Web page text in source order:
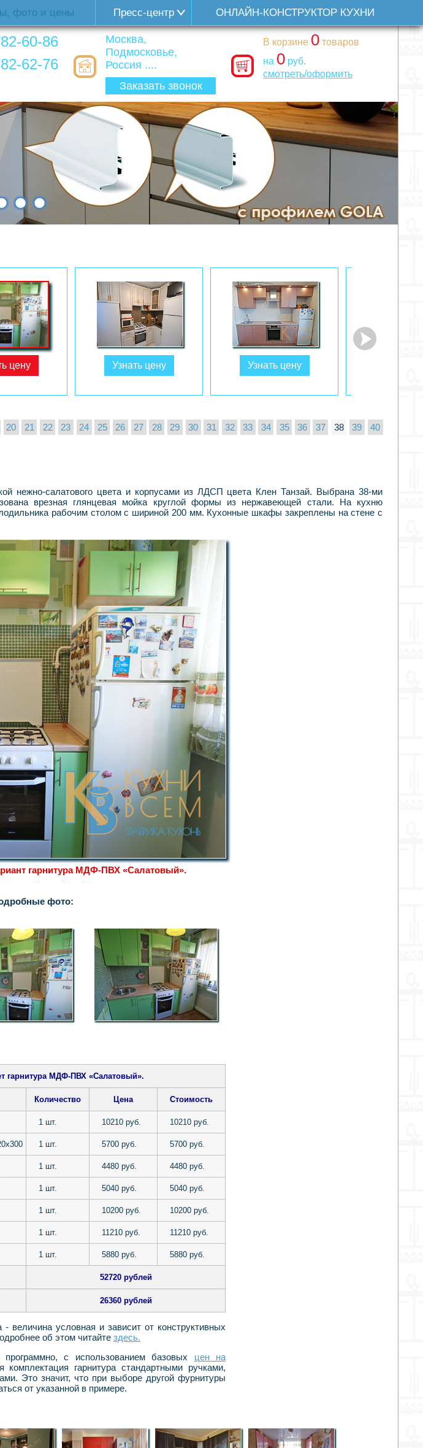
фото и цены Пресс-центр ОНЛАЙН-КОНСТРУКТОР КУХНИ
60-86
62-76
Москва,
Подмосковье,
Россия ....
Заказать звонок
В корзине 0 товаров
на 0 руб.
смотреть/оформить
••
цену Узнать цену Узнать цену
20 21 22 23 24 25 26 27 28 29 30 31 32 33 34 35 36 37 38 39
40
нежно-салатового цвета и корпусами из ЛДСП цвета Клен Танзай. Выбрана 38-ми
врезная глянцевая мойка круглой формы из нержавеющей стали. На кухню
рабочим столом с шириной 200 мм. Кухонные шкафы закреплены на стене с
гарнитура МДФ-ПВХ «Салатовый».
фото:
гарнитура МДФ-ПВХ «Салатовый».
Количество Цена Стоимость
1 шт. 10210 руб. 10210 руб.
1 шт. 5700 руб. 5700 руб.
1 шт. 4480 руб. 4480 руб.
1 шт. 5040 руб. 5040 руб.
1 шт. 10200 руб. 10200 руб.
1 шт. 11210 руб. 11210 руб.
1 шт. 5880 руб. 5880 руб.
52720 рублей
26360 рублей
величина условная и зависит от конструктивных
об этом читайте здесь.
с использованием базовых цен на
комплектация гарнитура стандартными ручками,
Это значит, что при выборе другой фурнитуры
от указанной в примере.